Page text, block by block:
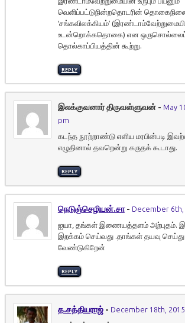
வெளிப்பட்டுநின்றதொடரின்
‘சங்கவிலக்கியம்’
உடன்றொக்கதொகை) என
தொல்காப்பியத்தின் கூற்று.
REPLY
இலக்குவனார் திருவள்ளுவன் - May
pm
கடந்த நூற்றாண்டு எளிய மரபின்படி
எழுதினால் தவறென்று கருதக் கூடாது.
REPLY
நெடுஞ்செழியன்.சா - December 6th,
ஐயா, தங்கள் இணையத்தளம் அற்புதம்.
இறக்கம் செய்வது .தாங்கள் தயவு செய்து
வேண்டுகிறேன்
REPLY
த.சத்தியராஜ் - December 18th,